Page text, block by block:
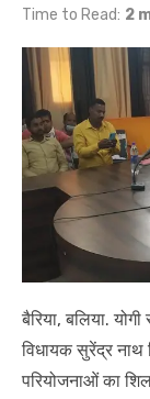
Time to Read: 2
बैरिया, बलिया.
विधायक सुरेंद्र नाथ
परियोजनाओं का